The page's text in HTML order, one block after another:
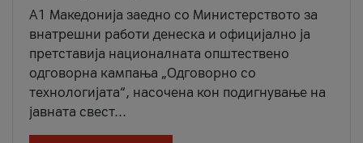
A1 Македонија заедно со Министерството за
внатрешни работи денеска и официјално ја
претставија националната општествено
одговорна кампања „Одговорно со
технологијата“, насочена кон подигнување на
јавната свест...